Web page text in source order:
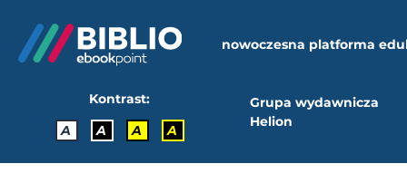
nowoczesna platforma
Kontrast:
A
A A A
Grupa wydawnicza
Helion